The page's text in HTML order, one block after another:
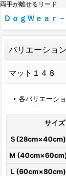
両手が離せるリード
ＤｏｇＷｅａｒ
バリエーショ
マット１４８
各バリエーシ
サイズ
Ｓ(28cm×40cm)
M
Ｌ(60cm×80cm)